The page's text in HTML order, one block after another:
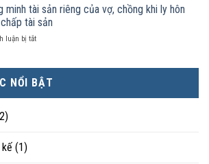
là
hôn
tài
sản
nào?
kinh
tế
hơn
trực
tiếp
nuôi
ly
hôn
khi
hôn
hạnh
phúc:
Góc
minh tài sản riêng của vợ, chồng khi ly hôn
tài sản
luận bị tắtở
tài
sản
NỔI BẬT
(1)